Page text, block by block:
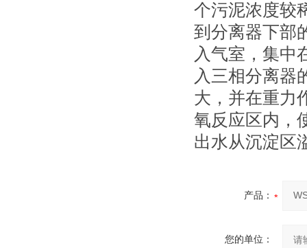
个污泥浓度较
到分离器下部
入气室，集中
入三相分离器
大，并在重力
氧反应区内，
出水从沉淀区
产品：
您的单位：